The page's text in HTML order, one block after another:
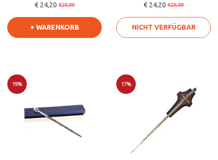
€ 24,20 €29,99
+ WARENKORB
€ 24,20 €29,99
NICHT VERFÜGBAR
19% 17%